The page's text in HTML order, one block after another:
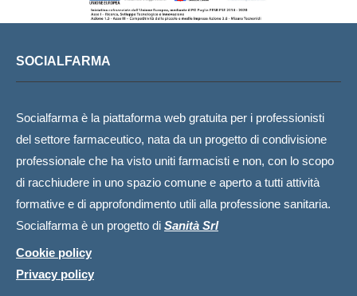
SOCIALFARMA
Socialfarma è la piattaforma web gratuita per i professionisti
del settore farmaceutico, nata da un progetto di condivisione
professionale che ha visto uniti farmacisti e non, con lo scopo
di racchiudere in uno spazio comune e aperto a tutti attività
formative e di approfondimento utili alla professione sanitaria.
Socialfarma è un progetto di Sanità Srl
Cookie policy
Privacy policy